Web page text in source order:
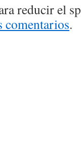
reducir el
comentarios.